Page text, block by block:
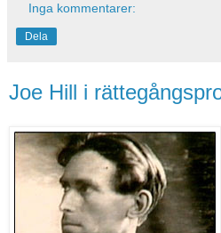
Inga kommentarer:
Dela
Joe Hill i